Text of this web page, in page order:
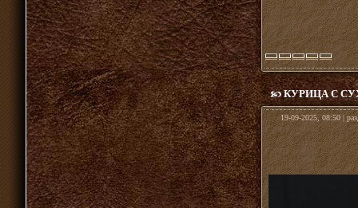
КУРИЦА С
19-09-2025, 08:50 |